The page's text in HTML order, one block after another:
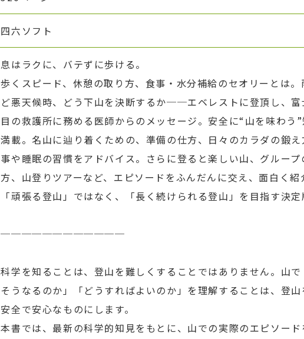
四六ソフト
息はラクに、バテずに歩ける。
歩くスピード、休憩の取り方、食事・水分補給のセオリーとは
ど悪天候時、どう下山を決断するか──エベレストに登頂し、
目の救護所に務める医師からのメッセージ。安全に“山を味わう
満載。名山に辿り着くための、準備の仕方、日々のカラダの鍛
事や睡眠の習慣をアドバイス。さらに登ると楽しい山、グルー
方、山登りツアーなど、エピソードをふんだんに交え、面白く紹
「頑張る登山」ではなく、「長く続けられる登山」を目指す決
────────────
科学を知ることは、登山を難しくすることではありません。山
そうなるのか」「どうすればよいのか」を理解することは、登
安全で安心なものにします。
本書では、最新の科学的知見をもとに、山での実際のエピソー